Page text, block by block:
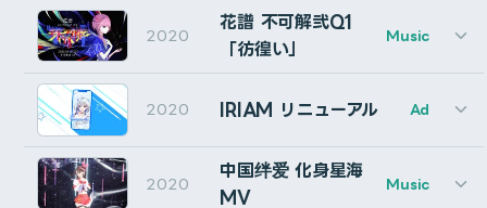
ライセンス・設定ボタン
クリックしてautoRectの設定を開きます。
Shift+クリックすることで、ライセンスキー入力画面を強
制的に表示させます。
---人間ビデオ
Typography : Asteroid
Background : 玲架
Typography Animation : Cumuloworks
---nerve
Illustration / Typography : Utomaru
Animation / Motion Graphics : Cumuloworks
Client : BANDAI NAMCO Entertainment Inc.
Agency : flapper3 Inc.
Director : Naohiro Yako (flapper3 Inc.)
Design : Mao Shimojo
Motion Graphics : Cumuloworks
鳥取ガス「enetopia」のTVCMのCGシーン2カットを
制作しました。
Director：Ukyo Inaba(EPOCH)
3DCG (Indoor Scene & Outdoor Scene) : Cumuloworks
Client : 株式会社IRIAM
Creative Planner : Mao Shimojo
Motion Logo : Cumuloworks
動画エディター育成スクール＆スタジオ「PLAYBACK」
のプロモーション映像を制作しました。
2020
花譜 不可解弐Q1
「彷徨い」
Music
2020 IRIAM リニューアル Ad
2020
中国绊爱 化身星海
MV
Music